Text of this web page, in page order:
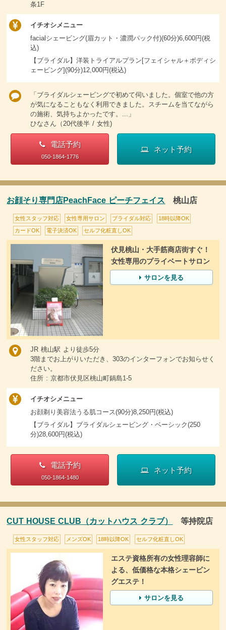
条1F
イチオシメニュー
facialシェービング(眉カット・濃潤パック付)(60分)6,600円(税
込)
【ブライダル】洋装トライアルプラン[フェイシャル＋ボディシ
ェービング](90分)12,000円(税込)
「ブライダルシェービングで初めて伺いました。個室で他の方
が気になることもなく利用できました。スチームを当てながら
の施術、気持ちよかったです。...」
ひなさん（20代後半 / 女性)
電話予約
050-1864-1776
ネット予約
お顔そり専門店PeachFace ピーチフェイス 桃山店
女性スタッフ対応 女性専用サロン ブライダル対応 18時以降OK
カードOK 電子決済OK セルフ化粧直しOK
伏見桃山・大手筋商店街すぐ！
女性専用のプライベートサロン
サロンを見る
JR 桃山駅 より徒歩5分
3階までお上がりいただき、303のインターフォンでお知らせく
ださい。
住所 : 京都市伏見区桃山町鍋島1-5
イチオシメニュー
お顔剃り美容法うる肌コース(90分)8,250円(税込)
【ブライダル】ブライダルシェービング・ベーシック(250
分)28,600円(税込)
電話予約
050-1864-1480
ネット予約
CUT HOUSE CLUB（カットハウス クラブ） 等持院店
女性スタッフ対応 メンズOK 18時以降OK セルフ化粧直しOK
エステ資格所有の女性理容師に
よる、低価格な本格シェービン
グエステ！
サロンを見る